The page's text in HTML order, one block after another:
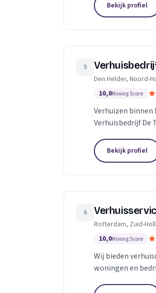
Bekijk profiel
5
Den Helder, Noord-
10,0Moving Score
Verhuizen
Verhuisbedrijf De
Bekijk profiel
6
Rotterdam, Zuid-
10,0Moving Score
Wij bieden
woningen en